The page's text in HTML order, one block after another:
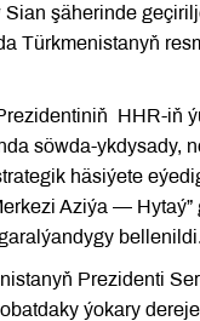
şäherinde
Türkmenistanyň
HHR-iň
söwda-ykdysady,
häsiýete
Aziýa —
bellenildi.
Prezidenti
ýokary